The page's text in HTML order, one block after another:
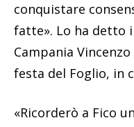
conquistare
fatte». Lo ha detto
Campania
festa del Foglio, in
«Ricorderò a Fico